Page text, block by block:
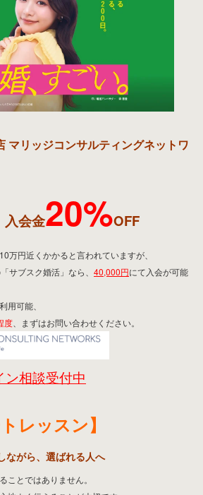
上場、
談所
リッジコンサルティングネットワ
入会金20%OFF
万円近くかかると言われていますが、
サブスク婚活」なら、
度、まずはお問い合わせください。
ン相談受付中